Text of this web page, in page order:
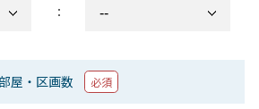
：
屋・区画数 必須